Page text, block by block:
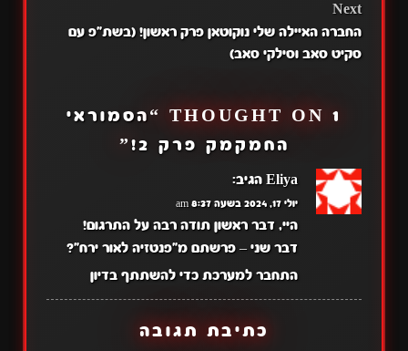
Next
החברה האיילה שלי נוקוטאן פרק ראשון! (בשת"פ עם
סקיט סאב וסילקי סאב)
1 THOUGHT ON “
הסמוראי
החמקמק פרק 2!
”
Eliya הגיב:
יולי 17, 2024 בשעה 8:37 am
היי, דבר ראשון תודה רבה על התרגום!
דבר שני – פרשתם מ"פנטזיה לאור ירח"?
התחבר למערכת כדי להשתתף בדיון
כתיבת תגובה